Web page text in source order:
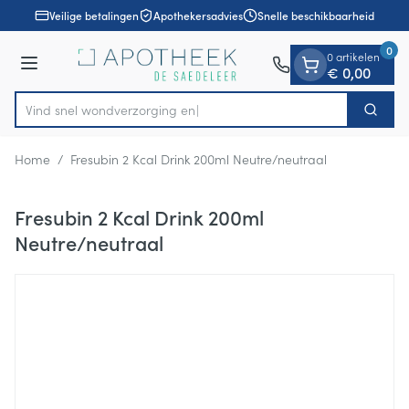
Ga naar de inhoud
1 van 1Veilige betalingen Apothekersadvies Snelle beschikbaarheid
Menu
Product, merk, categorie...
Vind snel wondverzo Zoek
0 artikelen
€ 0,00
0
Home / Fresubin 2 Kcal Drink 200ml Neutre/neutraal
Fresubin 2 Kcal Drink 200ml
Neutre/neutraal